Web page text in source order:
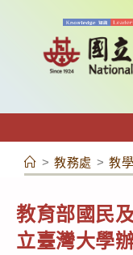
容
> 教務處 > 教
教育部國民
立臺灣大學